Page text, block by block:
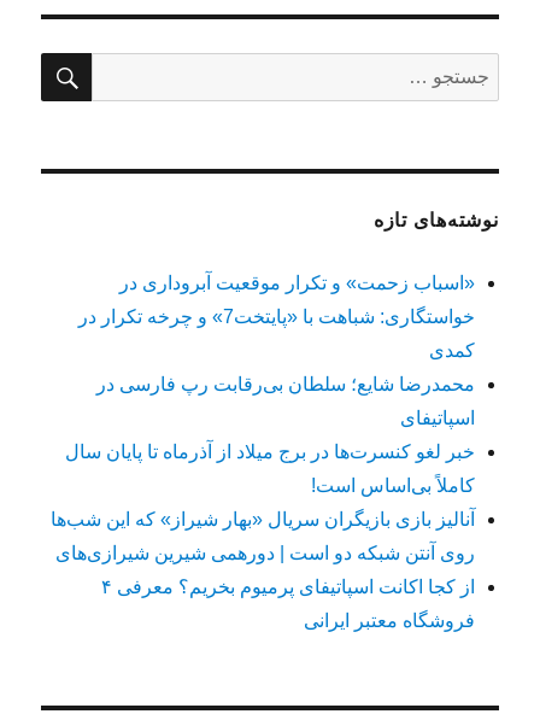
برای:
نوشته‌های تازه
«اسباب زحمت» و تکرار موقعیت آبروداری در
خواستگاری: شباهت با «پایتخت7» و چرخه تکرار در
کمدی
محمدرضا شایع؛ سلطان بی‌رقابت رپ فارسی در
اسپاتیفای
خبر لغو کنسرت‌ها در برج میلاد از آذرماه تا پایان سال
کاملاً بی‌اساس است!
آنالیز بازی بازیگران سریال «بهار شیراز» که این شب‌ها
روی آنتن شبکه دو است | دورهمی شیرین شیرازی‌های
از کجا اکانت اسپاتیفای پرمیوم بخریم؟ معرفی ۴
فروشگاه معتبر ایرانی